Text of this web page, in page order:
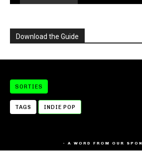
Download the Guide
SORTIES
TAGS INDIE POP
- A WORD FROM OUR